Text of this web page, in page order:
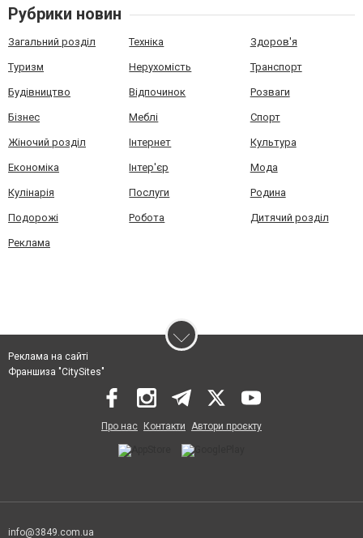
Рубрики новин
Загальний розділ Техніка Здоров'я
Туризм Нерухомість Транспорт
Будівництво Відпочинок Розваги
Бізнес Меблі Спорт
Жіночий розділ Інтернет Культура
Економіка Інтер'єр Мода
Кулінарія Послуги Родина
Подорожі Робота Дитячий розділ
Реклама
Реклама на сайті
Франшиза "CitySites"
Про нас Контакти Автори проєкту
info@3849.com.ua